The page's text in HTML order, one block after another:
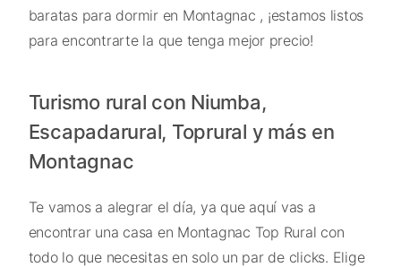
baratas para dormir en Montagnac , ¡estamos listos
para encontrarte la que tenga mejor precio!
Turismo rural con Niumba,
Escapadarural, Toprural y más en
Montagnac
Te vamos a alegrar el día, ya que aquí vas a
encontrar una casa en Montagnac Top Rural con
todo lo que necesitas en solo un par de clicks. Elige